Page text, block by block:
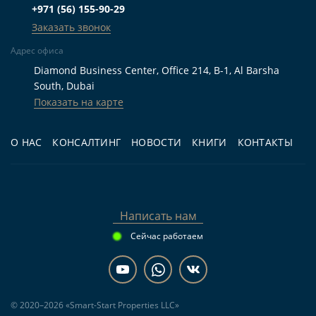
среду и доступ к красной линии метро. Станция
Residences, а расстояние до воды составляет 2,1
км. Такая локация удобна для тех, кто планирует
жить рядом с деловой инфраструктурой Дубая и
районами.
Для жизни.Семье или паре, которым
нужна большая квартира с 2 спальнями, 3
ванными комнатами, балконом, террасой и
инфраструктурой в здании.
Для инвестиций.Покупателю,
О НАС КОНСАЛТИНГ НОВОСТИ КНИГИ КОНТАКТЫ
+971 (56) 155-90-29
Заказать звонок
Адрес офиса
Diamond Business Center, Office 214, B-1, Al Barsha
South, Dubai
Показать на карте
Написать нам
Сейчас работаем
© 2020–2026 «Smart-Start Properties LLC»